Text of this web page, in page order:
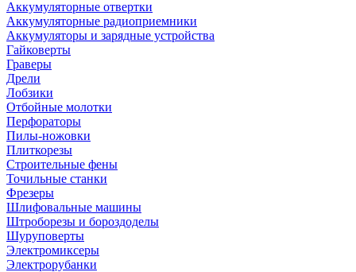
Аккумуляторные отвертки
Аккумуляторные радиоприемники
Аккумуляторы и зарядные устройства
Гайковерты
Граверы
Дрели
Лобзики
Отбойные молотки
Перфораторы
Пилы-ножовки
Плиткорезы
Строительные фены
Точильные станки
Фрезеры
Шлифовальные машины
Штроборезы и бороздоделы
Шуруповерты
Электромиксеры
Электрорубанки